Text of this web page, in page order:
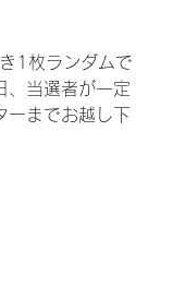
1枚ランダムで
、当選者が一定
ーまでお越し下